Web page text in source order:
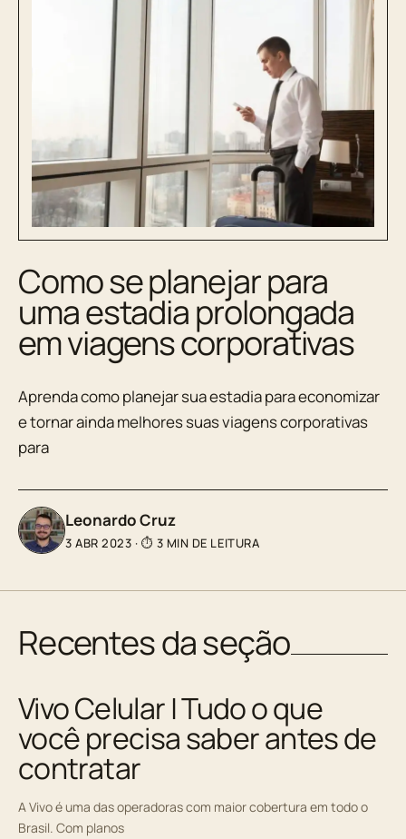
Como se planejar para
uma estadia prolongada
em viagens corporativas
Aprenda como planejar sua estadia para economizar
e tornar ainda melhores suas viagens corporativas
para
Leonardo Cruz
3 ABR 2023 · ⏱ 3 MIN DE LEITURA
Recentes da seção
Vivo Celular | Tudo o que
você precisa saber antes de
contratar
A Vivo é uma das operadoras com maior cobertura em todo o
Brasil. Com planos